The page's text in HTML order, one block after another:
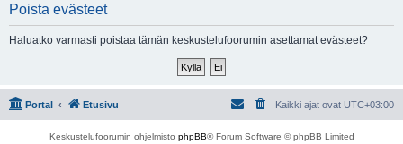
Poista evästeet
Haluatko varmasti poistaa tämän keskustelufoorumin asettamat evästeet?
Portal Etusivu Kaikki ajat ovat UTC+03:00
Keskustelufoorumin ohjelmisto phpBB® Forum Software © phpBB Limited